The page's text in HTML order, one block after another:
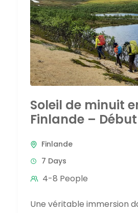
Soleil de minuit
Finlande –
Finlande
7 Days
4-8 People
Une véritable immersion